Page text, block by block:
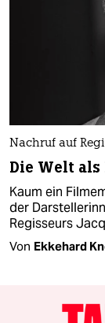
Nachruf auf
Die Welt
Kaum ein
der
Regisseurs
Von Ekkehard